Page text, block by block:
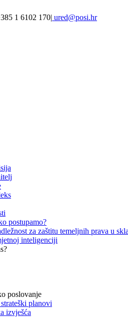
1 6102 170| ured@posi.hr
postupamo?
za zaštitu temeljnih prava u
inteligenciji
poslovanje
planovi
izvješća